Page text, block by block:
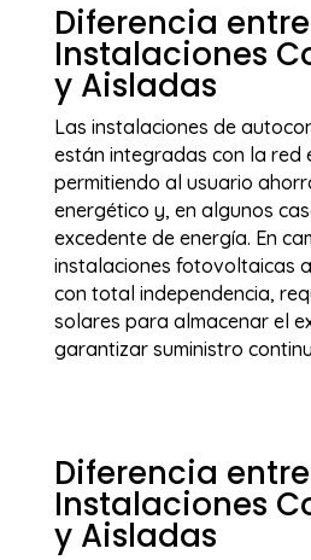
Diferencia entre
Instalaciones
y Aisladas
Las instalaciones de
están integradas con la red
permitiendo al usuario
energético y, en algunos
excedente de energía. En
instalaciones fotovoltaicas
con total independencia,
solares para almacenar el
garantizar suministro
Diferencia entre
Instalaciones
y Aisladas